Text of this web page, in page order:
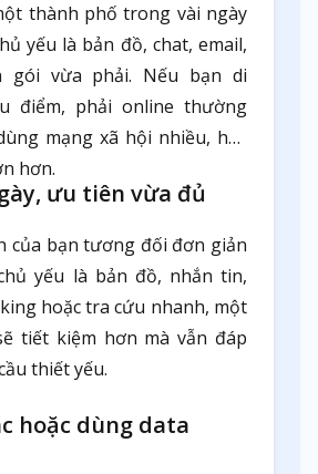
thành phố trong vài ngày
yếu là bản đồ, chat, email,
gói vừa phải. Nếu bạn di
điểm, phải online thường
mạng xã hội nhiều, hãy
hơn.
ưu tiên vừa đủ
của bạn tương đối đơn giản
yếu là bản đồ, nhắn tin,
hoặc tra cứu nhanh, một
tiết kiệm hơn mà vẫn đáp
thiết yếu.
hoặc dùng data